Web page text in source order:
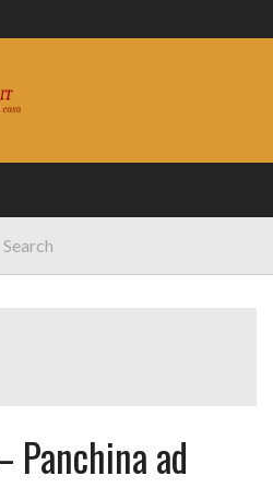
Panchina ad